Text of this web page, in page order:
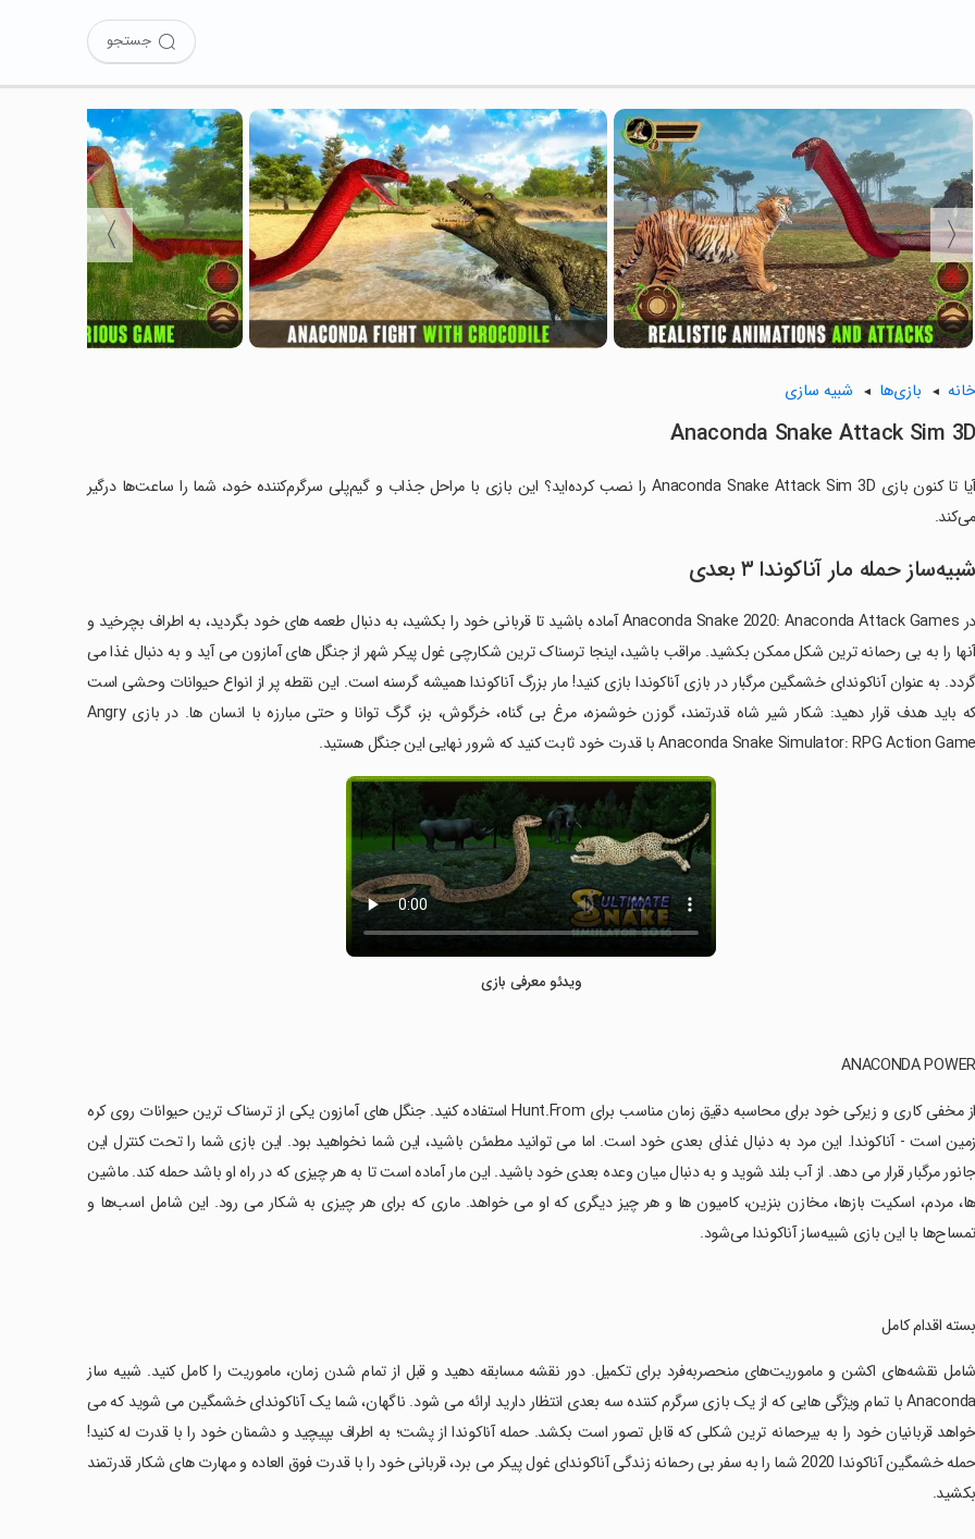
جستجو
〈
〉
خانه بازی‌ها شبیه سازی
Anaconda Snake Attack Sim 3D
آیا تا کنون بازی Anaconda Snake Attack Sim 3D را نصب کرده‌اید؟ این بازی با مراحل جذاب و گیم‌پلی سرگرم‌کننده خود، شما را ساعت‌ها درگیر
می‌کند.
شبیه‌ساز حمله مار آناکوندا ۳ بعدی
در Anaconda Snake 2020: Anaconda Attack Games آماده باشید تا قربانی خود را بکشید، به دنبال طعمه های خود بگردید، به اطراف بچرخید و
آنها را به بی رحمانه ترین شکل ممکن بکشید. مراقب باشید، اینجا ترسناک ترین شکارچی غول پیکر شهر از جنگل های آمازون می آید و به دنبال غذا می
گردد. به عنوان آناکوندای خشمگین مرگبار در بازی آناکوندا بازی کنید! مار بزرگ آناکوندا همیشه گرسنه است. این نقطه پر از انواع حیوانات وحشی است
که باید هدف قرار دهید: شکار شیر شاه قدرتمند، گوزن خوشمزه، مرغ بی گناه، خرگوش، بز، گرگ توانا و حتی مبارزه با انسان ها. در بازی Angry
Anaconda Snake Simulator: RPG Action Game با قدرت خود ثابت کنید که شرور نهایی این جنگل هستید.
ویدئو معرفی بازی
‏از مخفی کاری و زیرکی خود برای محاسبه دقیق زمان مناسب برای Hunt.From استفاده کنید. جنگل های آمازون یکی از ترسناک ترین حیوانات روی کره
زمین است - آناکوندا. این مرد به دنبال غذای بعدی خود است. اما می توانید مطمئن باشید، این شما نخواهید بود. این بازی شما را تحت کنترل این
جانور مرگبار قرار می دهد. از آب بلند شوید و به دنبال میان وعده بعدی خود باشید. این مار آماده است تا به هر چیزی که در راه او باشد حمله کند. ماشین
ها، مردم، اسکیت بازها، مخازن بنزین، کامیون ها و هر چیز دیگری که او می خواهد. ماری که برای هر چیزی به شکار می رود. این شامل اسب‌ها و
تمساح‌ها با این بازی شبیه‌ساز آناکوندا می‌شود.
‏بسته اقدام کامل
‏شامل نقشه‌های اکشن و ماموریت‌های منحصربه‌فرد برای تکمیل. دور نقشه مسابقه دهید و قبل از تمام شدن زمان، ماموریت را کامل کنید. شبیه ساز
Anaconda با تمام ویژگی هایی که از یک بازی سرگرم کننده سه بعدی انتظار دارید ارائه می شود. ناگهان، شما یک آناکوندای خشمگین می شوید که می
خواهد قربانیان خود را به بیرحمانه ترین شکلی که قابل تصور است بکشد. حمله آناکوندا از پشت؛ به اطراف بپیچید و دشمنان خود را با قدرت له کنید!
حمله خشمگین آناکوندا 2020 شما را به سفر بی رحمانه زندگی آناکوندای غول پیکر می برد، قربانی خود را با قدرت فوق العاده و مهارت های شکار قدرتمند
بکشید.